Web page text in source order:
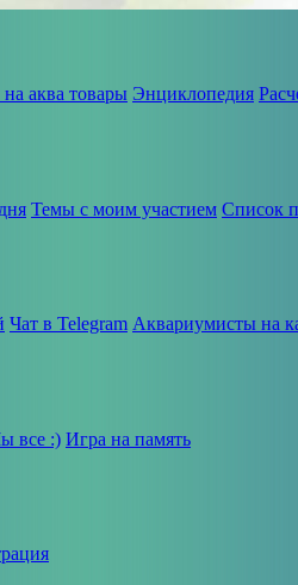
аква товары Энциклопедия
Темы с моим участием Список
Чат в Telegram Аквариумисты на
все :) Игра на память